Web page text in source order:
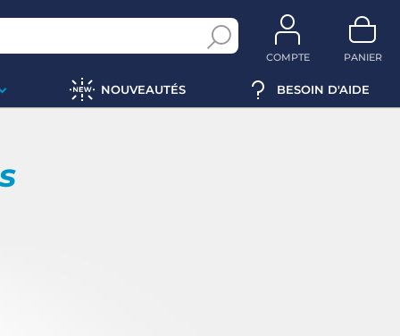
COMPTE PANIER
NOUVEAUTÉS BESOIN D'AIDE